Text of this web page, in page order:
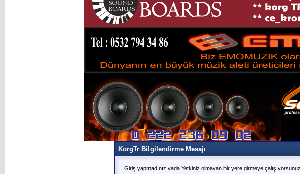
KorgTr Bilgilendirme Mesajı
Giriş yapmadınız yada Yetkiniz olmayan bir yere girmeye